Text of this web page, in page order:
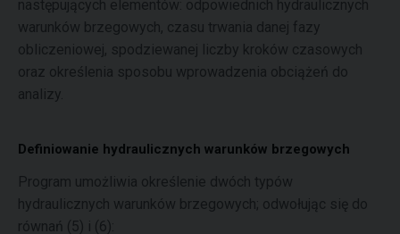
następujących elementów: odpowiednich hydraulicznych
warunków brzegowych, czasu trwania danej fazy
obliczeniowej, spodziewanej liczby kroków czasowych
oraz określenia sposobu wprowadzenia obciążeń do
analizy.
Definiowanie hydraulicznych warunków brzegowych
Program umożliwia określenie dwóch typów
hydraulicznych warunków brzegowych; odwołując się do
równań (5) i (6):